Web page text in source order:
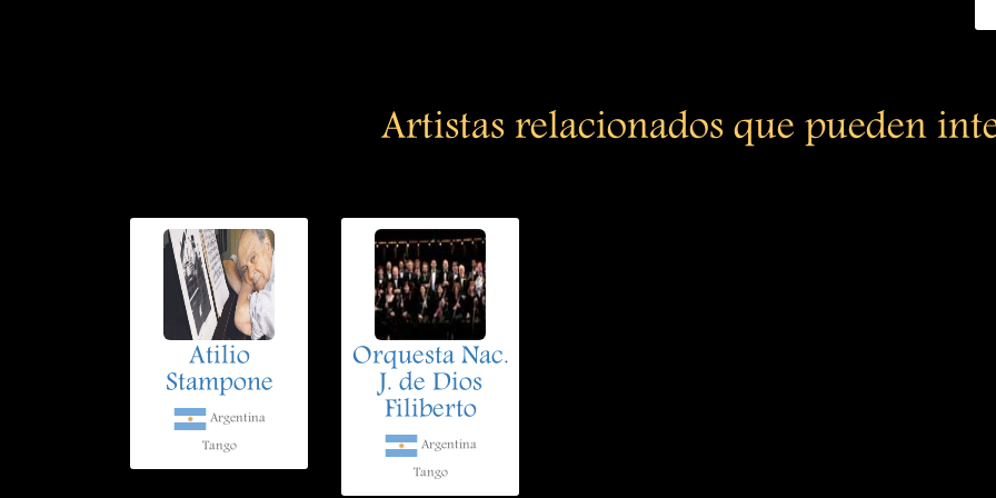
Artistas relacionados que pueden
Atilio
Stampone
Argentina
Tango
Orquesta Nac.
J. de Dios
Filiberto
Argentina
Tango